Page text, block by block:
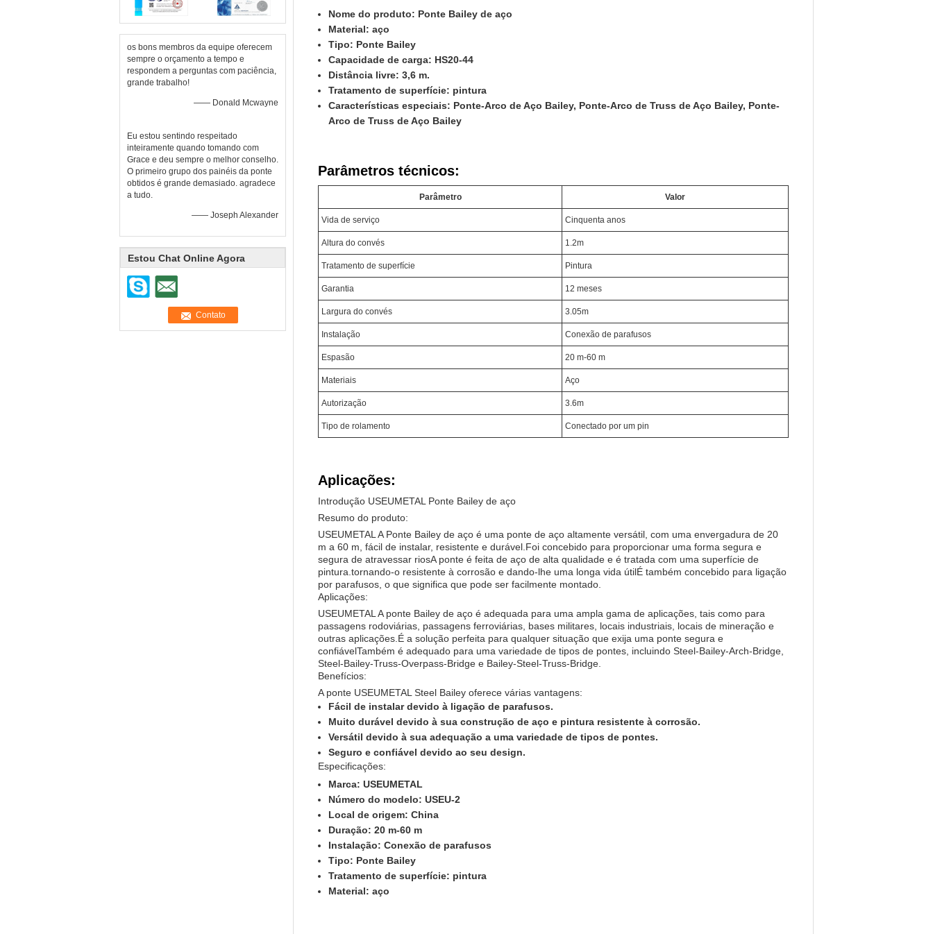
os bons membros da equipe oferecem
sempre o orçamento a tempo e
respondem a perguntas com paciência,
grande trabalho!
—— Donald Mcwayne
Eu estou sentindo respeitado
inteiramente quando tomando com
Grace e deu sempre o melhor conselho.
O primeiro grupo dos painéis da ponte
obtidos é grande demasiado. agradece
a tudo.
—— Joseph Alexander
Estou Chat Online Agora
Nome do produto: Ponte Bailey de aço
Material: aço
Tipo: Ponte Bailey
Capacidade de carga: HS20-44
Distância livre: 3,6 m.
Tratamento de superfície: pintura
Características especiais: Ponte-Arco de Aço Bailey, Ponte-Arco de Truss de Aço Bailey, Ponte-
Arco de Truss de Aço Bailey
Parâmetros técnicos:
Parâmetro Valor
Vida de serviço Cinquenta anos
Altura do convés 1.2m
Tratamento de superfície Pintura
Garantia 12 meses
Largura do convés 3.05m
Instalação Conexão de parafusos
Espasão 20 m-60 m
Materiais Aço
Autorização 3.6m
Tipo de rolamento Conectado por um pin
Aplicações:
Introdução USEUMETAL Ponte Bailey de aço
Resumo do produto:
USEUMETAL A Ponte Bailey de aço é uma ponte de aço altamente versátil, com uma envergadura de 20
m a 60 m, fácil de instalar, resistente e durável.Foi concebido para proporcionar uma forma segura e
segura de atravessar riosA ponte é feita de aço de alta qualidade e é tratada com uma superfície de
pintura.tornando-o resistente à corrosão e dando-lhe uma longa vida útilÉ também concebido para ligação
por parafusos, o que significa que pode ser facilmente montado.
Aplicações:
USEUMETAL A ponte Bailey de aço é adequada para uma ampla gama de aplicações, tais como para
passagens rodoviárias, passagens ferroviárias, bases militares, locais industriais, locais de mineração e
outras aplicações.É a solução perfeita para qualquer situação que exija uma ponte segura e
confiávelTambém é adequado para uma variedade de tipos de pontes, incluindo Steel-Bailey-Arch-Bridge,
Steel-Bailey-Truss-Overpass-Bridge e Bailey-Steel-Truss-Bridge.
Benefícios:
A ponte USEUMETAL Steel Bailey oferece várias vantagens:
Fácil de instalar devido à ligação de parafusos.
Muito durável devido à sua construção de aço e pintura resistente à corrosão.
Versátil devido à sua adequação a uma variedade de tipos de pontes.
Seguro e confiável devido ao seu design.
Especificações:
Marca: USEUMETAL
Número do modelo: USEU-2
Local de origem: China
Duração: 20 m-60 m
Instalação: Conexão de parafusos
Tipo: Ponte Bailey
Tratamento de superfície: pintura
Material: aço